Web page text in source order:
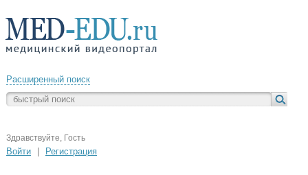
Расширенный поиск
Здравствуйте, Гость
Войти Регистрация